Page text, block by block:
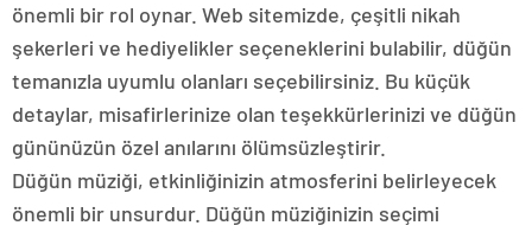
önemli bir rol oynar. Web sitemizde, çeşitli nikah
şekerleri ve hediyelikler seçeneklerini bulabilir, düğün
temanızla uyumlu olanları seçebilirsiniz. Bu küçük
detaylar, misafirlerinize olan teşekkürlerinizi ve düğün
gününüzün özel anılarını ölümsüzleştirir.
Düğün müziği, etkinliğinizin atmosferini belirleyecek
önemli bir unsurdur. Düğün müziğinizin seçimi